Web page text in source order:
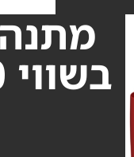
בשווי ₪250 עם כל הזמנה